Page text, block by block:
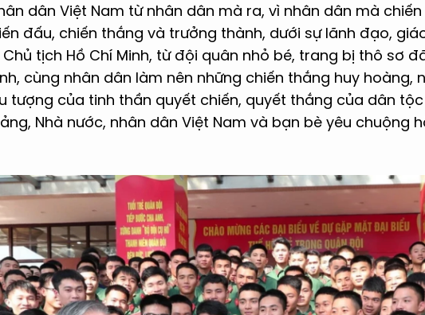
dân Việt Nam từ nhân dân mà ra, vì nhân dân mà
đấu, chiến thắng và trưởng thành, dưới sự lãnh đạo,
tịch Hồ Chí Minh, từ đội quân nhỏ bé, trang bị thô sơ
cùng nhân dân làm nên những chiến thắng huy hoàng,
tượng của tinh thần quyết chiến, quyết thắng của dân tộc
Nhà nước, nhân dân Việt Nam và bạn bè yêu chuộng